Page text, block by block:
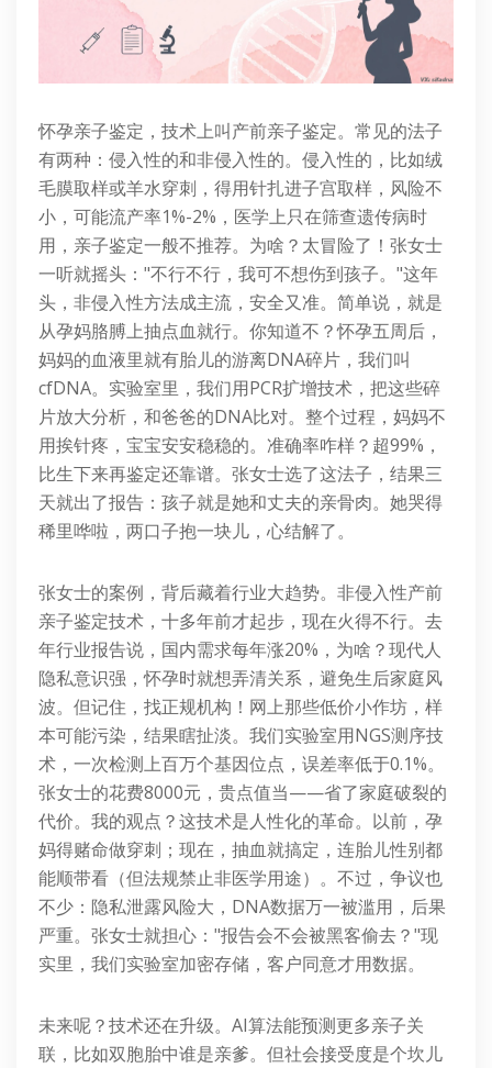
怀孕亲子鉴定，技术上叫产前亲子鉴定。常见的法子
有两种：侵入性的和非侵入性的。侵入性的，比如绒
毛膜取样或羊水穿刺，得用针扎进子宫取样，风险不
小，可能流产率1%-2%，医学上只在筛查遗传病时
用，亲子鉴定一般不推荐。为啥？太冒险了！张女士
一听就摇头："不行不行，我可不想伤到孩子。"这年
头，非侵入性方法成主流，安全又准。简单说，就是
从孕妈胳膊上抽点血就行。你知道不？怀孕五周后，
妈妈的血液里就有胎儿的游离DNA碎片，我们叫
cfDNA。实验室里，我们用PCR扩增技术，把这些碎
片放大分析，和爸爸的DNA比对。整个过程，妈妈不
用挨针疼，宝宝安安稳稳的。准确率咋样？超99%，
比生下来再鉴定还靠谱。张女士选了这法子，结果三
天就出了报告：孩子就是她和丈夫的亲骨肉。她哭得
稀里哗啦，两口子抱一块儿，心结解了。
张女士的案例，背后藏着行业大趋势。非侵入性产前
亲子鉴定技术，十多年前才起步，现在火得不行。去
年行业报告说，国内需求每年涨20%，为啥？现代人
隐私意识强，怀孕时就想弄清关系，避免生后家庭风
波。但记住，找正规机构！网上那些低价小作坊，样
本可能污染，结果瞎扯淡。我们实验室用NGS测序技
术，一次检测上百万个基因位点，误差率低于0.1%。
张女士的花费8000元，贵点值当——省了家庭破裂的
代价。我的观点？这技术是人性化的革命。以前，孕
妈得赌命做穿刺；现在，抽血就搞定，连胎儿性别都
能顺带看（但法规禁止非医学用途）。不过，争议也
不少：隐私泄露风险大，DNA数据万一被滥用，后果
严重。张女士就担心："报告会不会被黑客偷去？"现
实里，我们实验室加密存储，客户同意才用数据。
未来呢？技术还在升级。AI算法能预测更多亲子关
联，比如双胞胎中谁是亲爹。但社会接受度是个坎儿